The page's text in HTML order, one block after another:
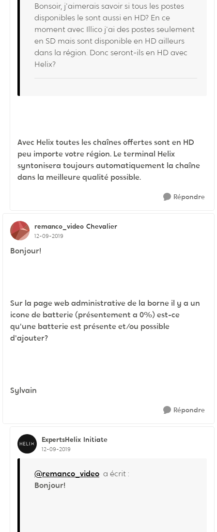
Bonsoir, j'aimerais savoir si tous les postes
disponibles le sont aussi en HD? En ce
moment avec Illico j'ai des postes seulement
en SD mais sont disponible en HD ailleurs
dans la région. Donc seront-ils en HD avec
Helix?
Avec Helix toutes les chaînes offertes sont en HD
peu importe votre région. Le terminal Helix
syntonisera toujours automatiquement la chaîne
dans la meilleure qualité possible.
Répondre
remanco_video Chevalier
12-09-2019
Bonjour!
Sur la page web administrative de la borne il y a un
icone de batterie (présentement a 0%) est-ce
qu'une batterie est présente et/ou possible
d'ajouter?
Sylvain
Répondre
ExpertsHelix Initiate
12-09-2019
@remanco_video a écrit :
Bonjour!